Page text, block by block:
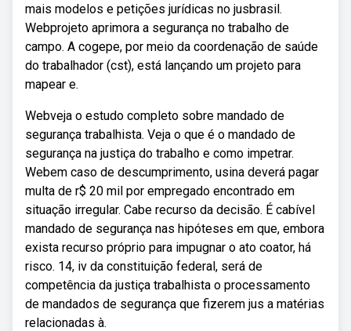
mais modelos e petições jurídicas no jusbrasil.
Webprojeto aprimora a segurança no trabalho de
campo. A cogepe, por meio da coordenação de saúde
do trabalhador (cst), está lançando um projeto para
mapear e.
Webveja o estudo completo sobre mandado de
segurança trabalhista. Veja o que é o mandado de
segurança na justiça do trabalho e como impetrar.
Webem caso de descumprimento, usina deverá pagar
multa de r$ 20 mil por empregado encontrado em
situação irregular. Cabe recurso da decisão. É cabível
mandado de segurança nas hipóteses em que, embora
exista recurso próprio para impugnar o ato coator, há
risco. 14, iv da constituição federal, será de
competência da justiça trabalhista o processamento
de mandados de segurança que fizerem jus a matérias
relacionadas à.